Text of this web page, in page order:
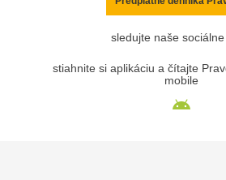
sledujte naše
stiahnite si aplikáciu a čítajte
mobile